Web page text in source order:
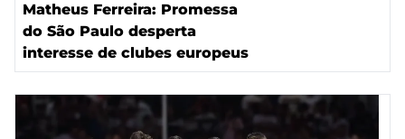
Matheus Ferreira: Promessa
do São Paulo desperta
interesse de clubes europeus